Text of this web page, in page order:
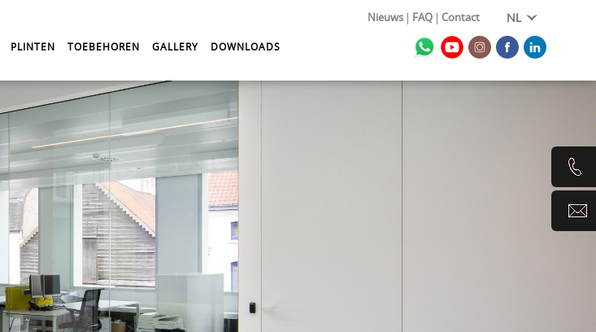
NL
Nieuws FAQ Contact
PLINTEN TOEBEHOREN GALLERY DOWNLOADS